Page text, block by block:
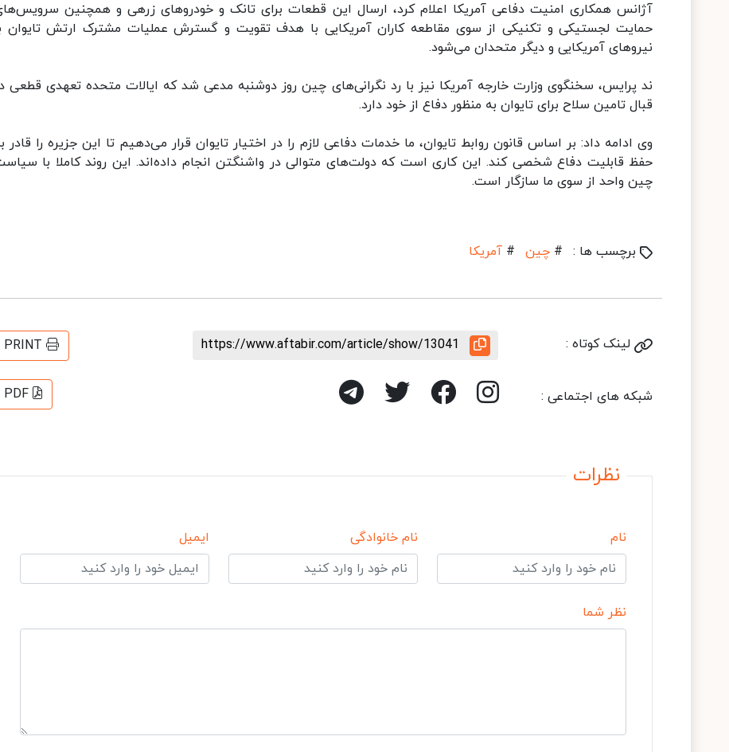
آژانس همکاری امنیت دفاعی آمریکا اعلام کرد، ارسال این قطعات برای تانک و خودروهای زرهی و همچنین
حمایت لجستیکی و تکنیکی از سوی مقاطعه کاران آمریکایی با هدف تقویت و گسترش عملیات مشترک ارتش تایوان
نیروهای آمریکایی و دیگر متحدان می‌شود.
ند پرایس، سخنگوی وزارت خارجه آمریکا نیز با رد نگرانی‌های چین روز دوشنبه مدعی شد که ایالات متحده تعهدی قطعی
قبال تامین سلاح برای تایوان به منظور دفاع از خود دارد.
وی ادامه داد: بر اساس قانون روابط تایوان، ما خدمات دفاعی لازم را در اختیار تایوان قرار می‌دهیم تا این جزیره را قادر
حفظ قابلیت دفاع شخصی کند. این کاری است که دولت‌های متوالی در واشنگتن انجام داده‌اند. این روند کاملا با
چین واحد از سوی ما سازگار است.
برچسب ها : # چین # آمریکا
لینک کوتاه : https://www.aftabir.com/article/show/13041
PRINT
شبکه های اجتماعی : PDF
نظرات
نام نام خانوادگی ایمیل
نظر شما